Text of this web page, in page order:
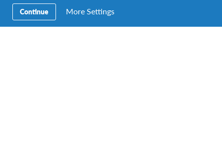
Word gastgezin
Continue More Settings